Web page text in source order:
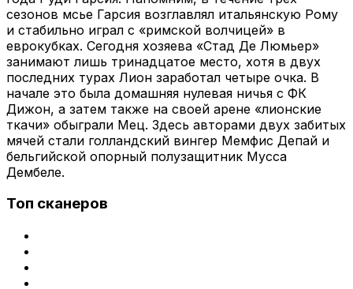
сезонов мсье Гарсия возглавлял итальянскую Рому
и стабильно играл с «римской волчицей» в
еврокубках. Сегодня хозяева «Стад Де Люмьер»
занимают лишь тринадцатое место, хотя в двух
последних турах Лион заработал четыре очка. В
начале это была домашняя нулевая ничья с ФК
Дижон, а затем также на своей арене «лионские
ткачи» обыграли Мец. Здесь авторами двух забитых
мячей стали голландский вингер Мемфис Депай и
бельгийской опорный полузащитник Мусса
Дембеле.
Топ сканеров